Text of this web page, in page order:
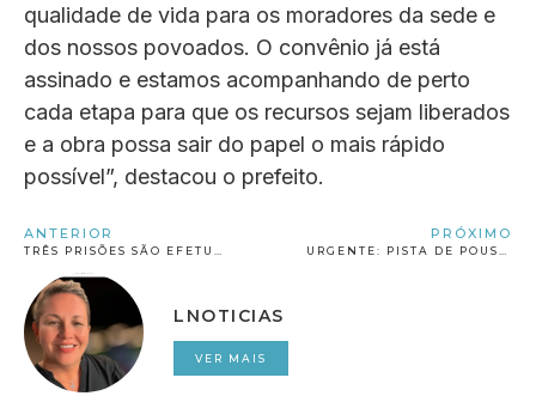
qualidade de vida para os moradores da sede e
dos nossos povoados. O convênio já está
assinado e estamos acompanhando de perto
cada etapa para que os recursos sejam liberados
e a obra possa sair do papel o mais rápido
possível”, destacou o prefeito.
ANTERIOR PRÓXIMO
LNOTICIAS
VER MAIS